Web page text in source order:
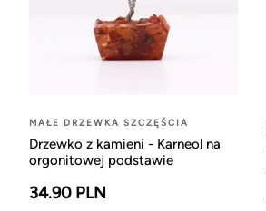
MAŁE DRZEWKA SZCZĘŚCIA
Drzewko z kamieni - Karneol na
orgonitowej podstawie
34.90 PLN